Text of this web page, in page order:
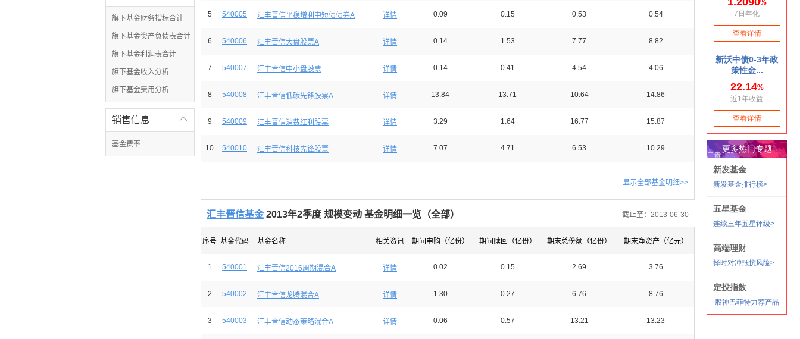
旗下基金财务指标合计
旗下基金资产负债表合计
旗下基金利润表合计
旗下基金收入分析
旗下基金费用分析

销售信息
基金费率
5 540005 汇丰晋信平稳增利中短债债券A 详情 0.09 0.15 0.53 0.54
6 540006 汇丰晋信大盘股票A 详情 0.14 1.53 7.77 8.82
7 540007 汇丰晋信中小盘股票 详情 0.14 0.41 4.54 4.06
8 540008 汇丰晋信低碳先锋股票A 详情 13.84 13.71 10.64 14.86
9 540009 汇丰晋信消费红利股票 详情 3.29 1.64 16.77 15.87
10 540010 汇丰晋信科技先锋股票 详情 7.07 4.71 6.53 10.29
显示全部基金明细>>
汇丰晋信基金 2013年2季度 规模变动 基金明细一览（全部） 截止至：2013-06-30
序号 基金代码 基金名称 相关资讯 期间申购（亿份） 期间赎回（亿份） 期末总份额（亿份） 期末净资产（亿元）
1 540001 汇丰晋信2016周期混合A 详情 0.02 0.15 2.69 3.76
2 540002 汇丰晋信龙腾混合A 详情 1.30 0.27 6.76 8.76
3 540003 汇丰晋信动态策略混合A 详情 0.06 0.57 13.21 13.23